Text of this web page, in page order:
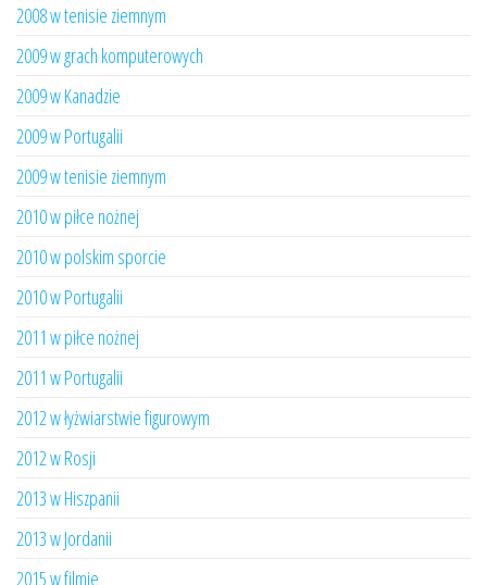
2008 w tenisie ziemnym
2009 w grach komputerowych
2009 w Kanadzie
2009 w Portugalii
2009 w tenisie ziemnym
2010 w piłce nożnej
2010 w polskim sporcie
2010 w Portugalii
2011 w piłce nożnej
2011 w Portugalii
2012 w łyżwiarstwie figurowym
2012 w Rosji
2013 w Hiszpanii
2013 w Jordanii
2015 w filmie